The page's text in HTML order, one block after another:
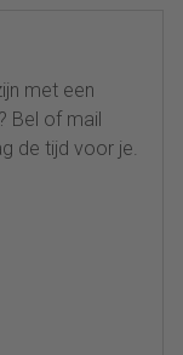
met een
Bel of mail
de tijd voor je.